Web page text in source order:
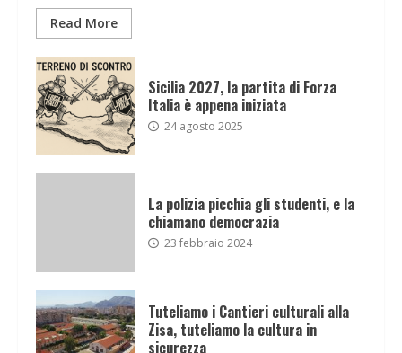
Read More
Sicilia 2027, la partita di Forza
Italia è appena iniziata
24 agosto 2025
La polizia picchia gli studenti, e la
chiamano democrazia
23 febbraio 2024
Tuteliamo i Cantieri culturali alla
Zisa, tuteliamo la cultura in
sicurezza